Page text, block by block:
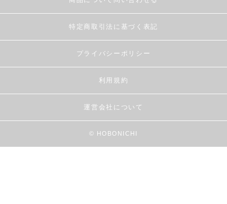
特定商取引法に基づく表記
プライバシーポリシー
利用規約
運営会社について
© HOBONICHI